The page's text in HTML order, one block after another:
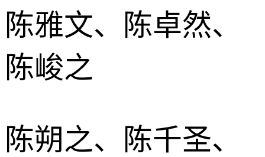
陈雅文、陈卓然、
陈峻之
陈朔之、陈千圣、